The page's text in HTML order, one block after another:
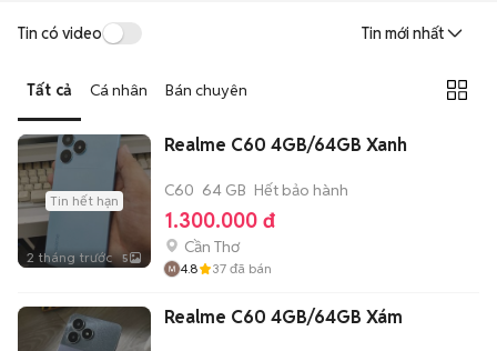
Tin có video Tin mới nhất
Tất cả Cá nhân Bán chuyên
Tin hết hạn
2 tháng trước 5
Realme C60 4GB/64GB Xanh
C60 64 GB Hết bảo hành
1.300.000 đ
Cần Thơ
4.8 37 đã bán
Realme C60 4GB/64GB Xám